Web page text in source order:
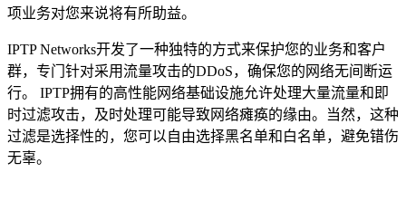
项业务对您来说将有所助益。
IPTP Networks开发了一种独特的方式来保护您的业务和客户
群，专门针对采用流量攻击的DDoS，确保您的网络无间断运
行。 IPTP拥有的高性能网络基础设施允许处理大量流量和即
时过滤攻击，及时处理可能导致网络瘫痪的缘由。当然，这种
过滤是选择性的，您可以自由选择黑名单和白名单，避免错伤
无辜。